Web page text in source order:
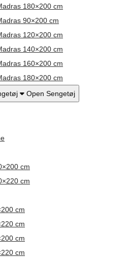
180×200 cm
90×200 cm
120×200 cm
140×200 cm
160×200 cm
180×200 cm
Open Sengetøj
cm
cm
cm
cm
cm
cm